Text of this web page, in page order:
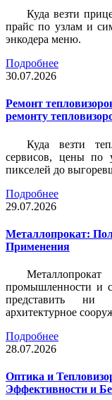
Куда везти
прайс по узлам и
энкодера меню.
Подробнее
30.07.2026
Ремонт
ремонту
Куда везти
сервисов, цены
пикселей до
Подробнее
29.07.2026
Металлопрокат:
Применения
промышленности и
представить ни
архитектурное
Подробнее
28.07.2026
Оптика и
Эффективности и